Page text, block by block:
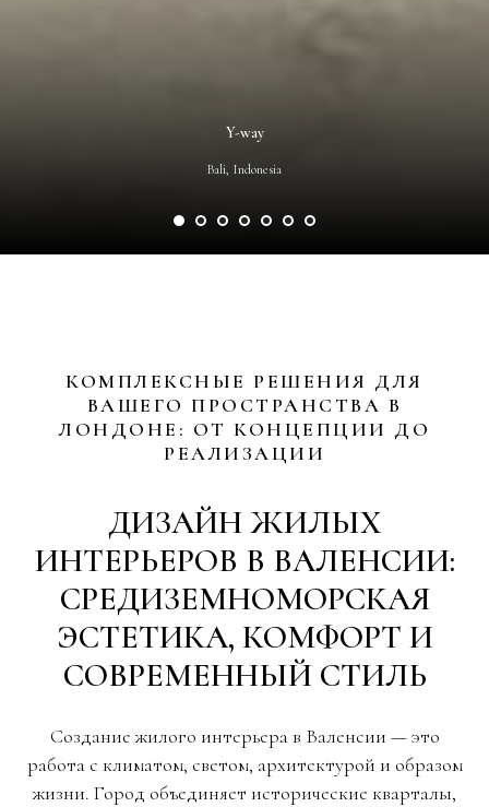
Y-way
Bali, Indonesia
КОМПЛЕКСНЫЕ РЕШЕНИЯ ДЛЯ
ВАШЕГО ПРОСТРАНСТВА В
ЛОНДОНЕ: ОТ КОНЦЕПЦИИ ДО
РЕАЛИЗАЦИИ
ДИЗАЙН ЖИЛЫХ
ИНТЕРЬЕРОВ В ВАЛЕНСИИ:
СРЕДИЗЕМНОМОРСКАЯ
ЭСТЕТИКА, КОМФОРТ И
СОВРЕМЕННЫЙ СТИЛЬ
Создание жилого интерьера в Валенсии — это
работа с климатом, светом, архитектурой и образом
жизни. Город объединяет исторические кварталы,